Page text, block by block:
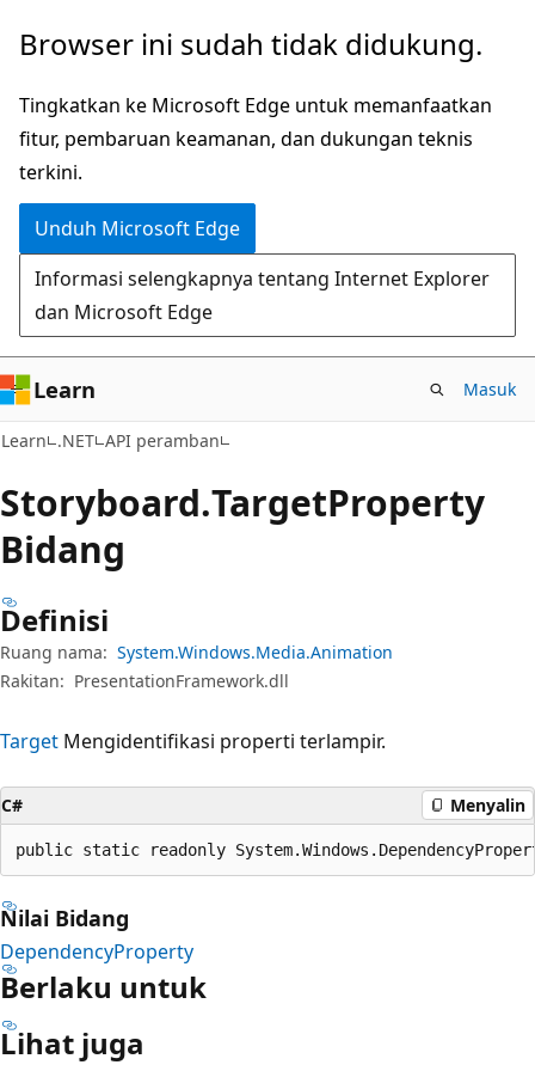
Lompati
konten
utama
Lewati
navigasi
dalam
halaman
Browser ini sudah tidak didukung.
Tingkatkan ke Microsoft Edge untuk memanfaatkan
fitur, pembaruan keamanan, dan dukungan teknis
terkini.
Unduh Microsoft Edge
Informasi selengkapnya tentang Internet Explorer
dan Microsoft Edge
Learn Masuk
Learn .NET API peramban
Storyboard.TargetProperty
Bidang
Definisi
Ruang nama: System.Windows.Media.Animation
Rakitan: PresentationFramework.dll
Target Mengidentifikasi properti terlampir.
C# Menyalin
public static readonly
Nilai Bidang
DependencyProperty
Berlaku untuk
Lihat juga